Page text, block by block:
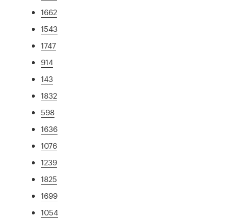
1662
1543
1747
914
143
1832
598
1636
1076
1239
1825
1699
1054